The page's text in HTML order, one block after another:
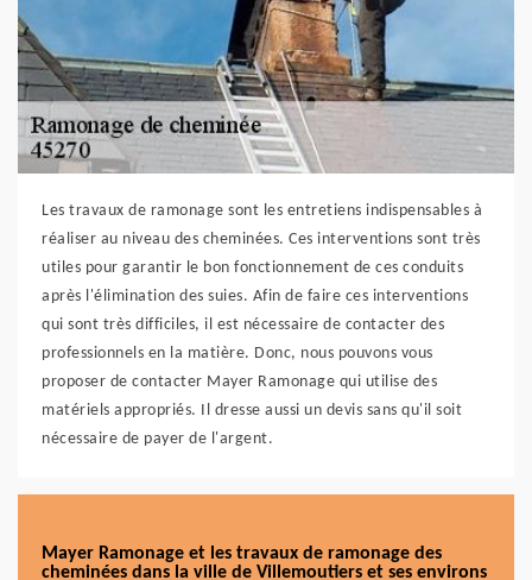
Les travaux de ramonage sont les entretiens indispensables à
réaliser au niveau des cheminées. Ces interventions sont très
utiles pour garantir le bon fonctionnement de ces conduits
après l'élimination des suies. Afin de faire ces interventions
qui sont très difficiles, il est nécessaire de contacter des
professionnels en la matière. Donc, nous pouvons vous
proposer de contacter Mayer Ramonage qui utilise des
matériels appropriés. Il dresse aussi un devis sans qu'il soit
nécessaire de payer de l'argent.
Mayer Ramonage et les travaux de ramonage des
cheminées dans la ville de Villemoutiers et ses environs